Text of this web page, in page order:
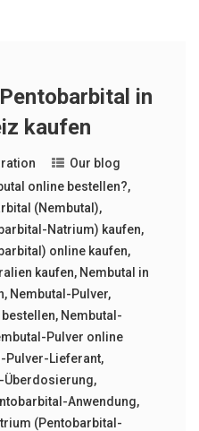
in
kaufen
Our blog
online bestellen?,
(Nembutal),
Natrium) kaufen,
online kaufen,
kaufen, Nembutal in
, Nembutal-Pulver,
, Nembutal-
Pulver online
Pulver-Lieferant,
Überdosierung,
Anwendung,
(Pentobarbital-